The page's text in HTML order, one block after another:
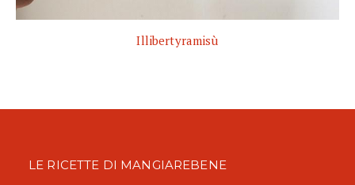
Illibertyramisù
LE RICETTE DI MANGIAREBENE